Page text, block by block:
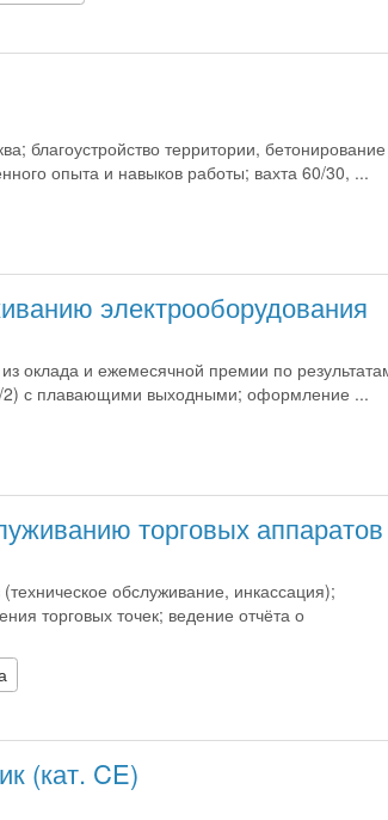
благоустройство территории,
опыта и навыков работы; вахта 60/30, ...
электрооборудования
оклада и ежемесячной премии по
2) с плавающими выходными; оформление ...
торговых аппаратов
обслуживание, инкассация);
торговых точек; ведение отчёта о
(кат. CE)